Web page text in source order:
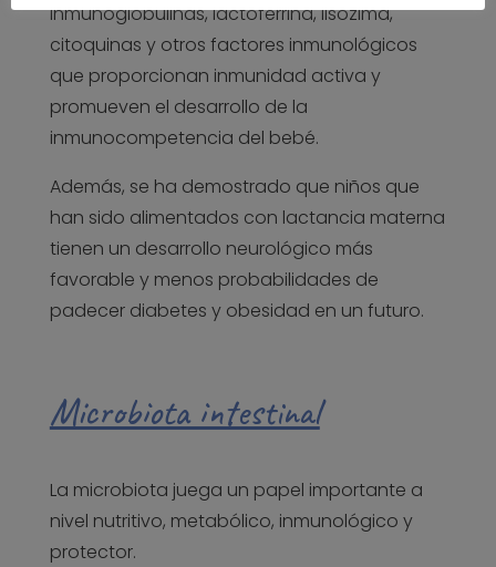
inmunoglobulinas, lactoferrina, lisozima,
citoquinas y otros factores inmunológicos
que proporcionan inmunidad activa y
promueven el desarrollo de la
inmunocompetencia del bebé.
Además, se ha demostrado que niños que
han sido alimentados con lactancia materna
tienen un desarrollo neurológico más
favorable y menos probabilidades de
padecer diabetes y obesidad en un futuro.
Microbiota intestinal
La microbiota juega un papel importante a
nivel nutritivo, metabólico, inmunológico y
protector.